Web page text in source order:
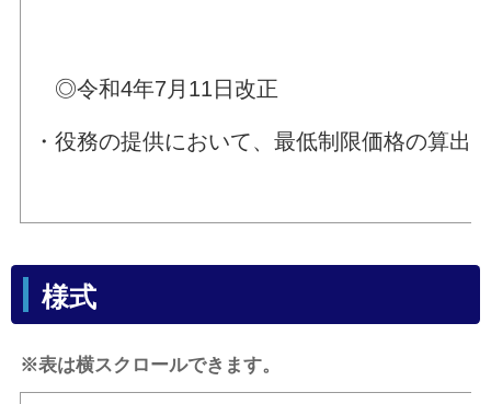
◎令和4年7月11日改正
・役務の提供において、最低制限価格の算出
様式
※表は横スクロールできます。